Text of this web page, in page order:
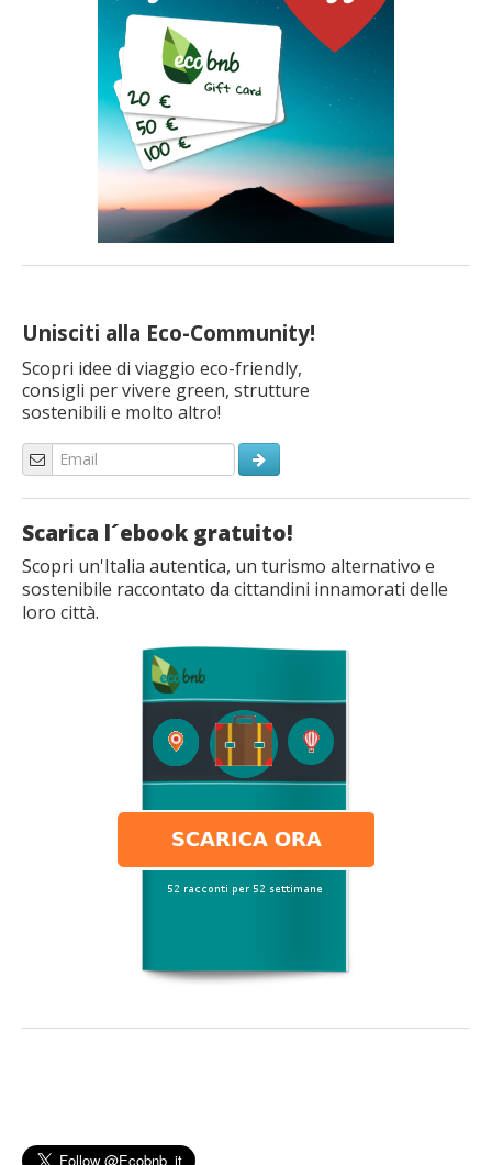
Unisciti alla Eco-Community!
Scopri idee di viaggio eco-friendly,
consigli per vivere green, strutture
sostenibili e molto altro!
Scarica l´ebook gratuito!
Scopri un'Italia autentica, un turismo alternativo e
sostenibile raccontato da cittandini innamorati delle
loro città.